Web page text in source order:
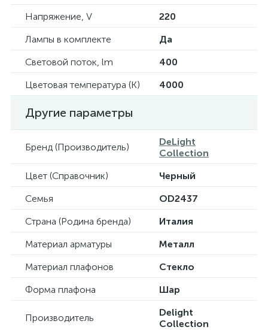
Напряжение, V
220
Лампы в комплекте
Да
Световой поток, lm
400
Цветовая температура (К)
4000
Другие параметры
Бренд (Производитель)
DeLight
Collection
Цвет (Справочник)
Черный
Семья
OD2437
Страна (Родина бренда)
Италия
Материал арматуры
Металл
Материал плафонов
Стекло
Форма плафона
Шар
Производитель
Delight
Collection